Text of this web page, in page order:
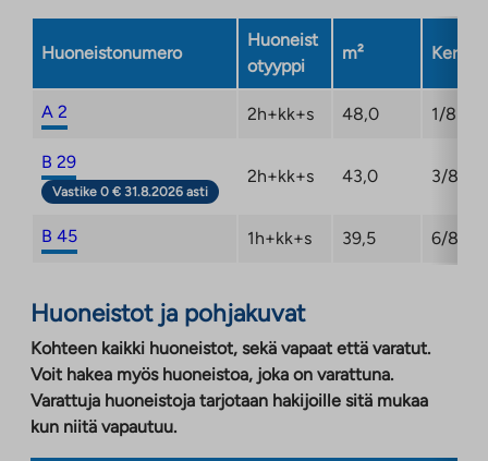
Huoneistonumero
Huoneist
otyyppi
m² Kerros
A 2 2h+kk+s 48,0 1/8
B 29
Vastike 0 € 31.8.2026 asti
2h+kk+s 43,0 3/8
B 45 1h+kk+s 39,5 6/8
Huoneistot ja pohjakuvat
Kohteen kaikki huoneistot, sekä vapaat että varatut.
Voit hakea myös huoneistoa, joka on varattuna.
Varattuja huoneistoja tarjotaan hakijoille sitä mukaa
kun niitä vapautuu.